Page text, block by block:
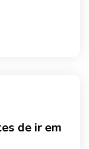
de ir em